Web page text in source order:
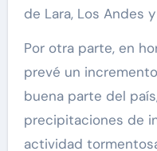
de Lara, Los Andes
Por otra parte, en
prevé un
buena parte del
precipitaciones de
actividad